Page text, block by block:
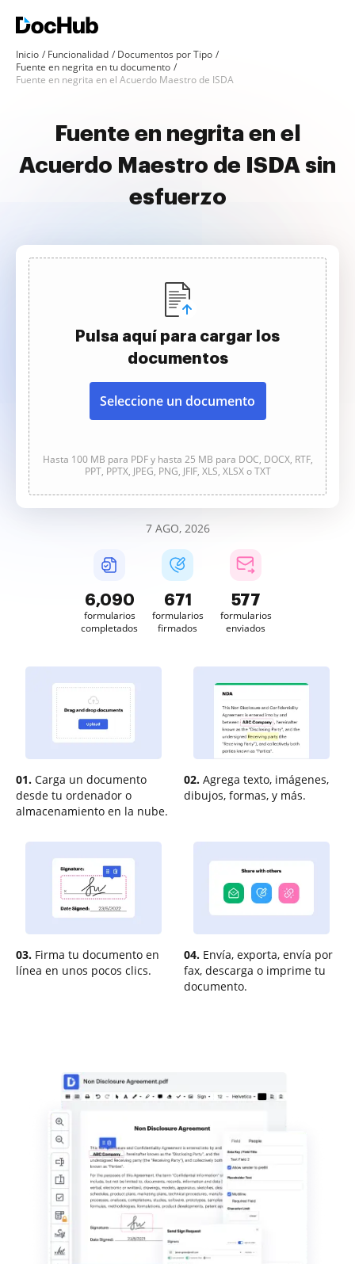
Inicio Funcionalidad
Documentos por Tipo
Fuente en negrita en tu documento
Fuente en negrita en el Acuerdo Maestro de ISDA
Fuente en negrita en el
Acuerdo Maestro de ISDA sin
esfuerzo
Pulsa aquí para cargar los
documentos
Seleccione un documento
Hasta 100 MB para PDF y hasta 25 MB para DOC, DOCX, RTF,
PPT, PPTX, JPEG, PNG, JFIF, XLS, XLSX o TXT
7 AGO, 2026
6,092
formularios
completados
671
formularios
firmados
577
formularios
enviados
01. Carga un documento
desde tu ordenador o
almacenamiento en la nube.
02. Agrega texto, imágenes,
dibujos, formas, y más.
03. Firma tu documento en
línea en unos pocos clics.
04. Envía, exporta, envía por
fax, descarga o imprime tu
documento.